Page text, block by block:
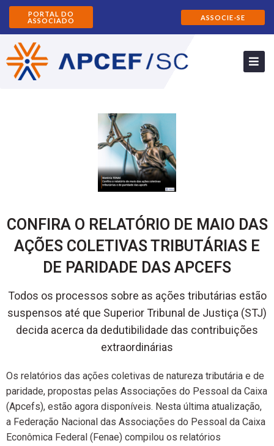
PORTAL DO
ASSOCIADO
ASSOCIE-SE
CONFIRA O RELATÓRIO DE MAIO DAS
AÇÕES COLETIVAS TRIBUTÁRIAS E
DE PARIDADE DAS APCEFS
Todos os processos sobre as ações tributárias estão
suspensos até que Superior Tribunal de Justiça (STJ)
decida acerca da dedutibilidade das contribuições
extraordinárias
Os relatórios das ações coletivas de natureza tributária e de
paridade, propostas pelas Associações do Pessoal da Caixa
(Apcefs), estão agora disponíveis. Nesta última atualização,
a Federação Nacional das Associações do Pessoal da Caixa
Econômica Federal (Fenae) compilou os relatórios